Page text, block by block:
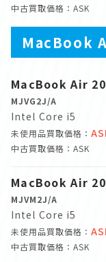
中古買取価格：ASK
MacBook
MacBook Air
MJVG2J/A
Intel Core i5
未使用品買取価格：
中古買取価格：ASK
MacBook Air
MJVM2J/A
Intel Core i5
未使用品買取価格：
中古買取価格：ASK